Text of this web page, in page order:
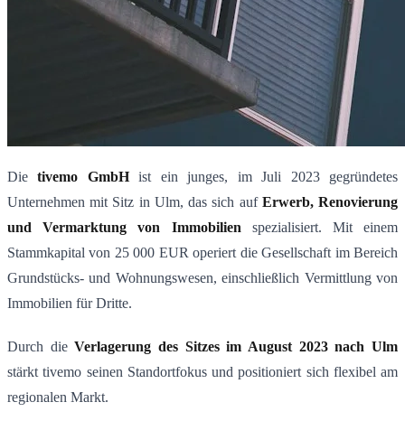
Dietivemo GmbHist ein junges, im Juli 2023 gegründetes
Unternehmen mit Sitz in Ulm, das sich auf Erwerb, Renovierung
und Vermarktung von Immobilien spezialisiert. Mit einem
Stammkapital von 25 000 EUR operiert die Gesellschaft im Bereich
Grundstücks- und Wohnungswesen, einschließlich Vermittlung von
Immobilien für Dritte.
Durch dieVerlagerung des Sitzes im August 2023 nach Ulm
stärkt tivemo seinen Standortfokus und positioniert sich flexibel am
regionalen Markt.